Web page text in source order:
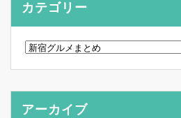
カテゴリー
カ
リ
ー
アーカイブ